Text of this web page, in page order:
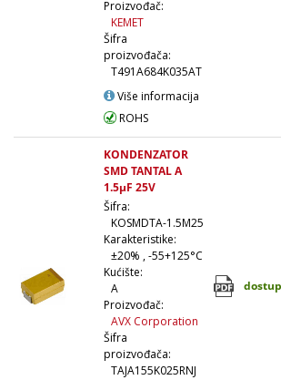
Proizvođač:
KEMET
Šifra
proizvođača:
T491A684K035AT
Više informacija
ROHS
KONDENZATOR
SMD TANTAL A
1.5µF 25V
Šifra:
KOSMDTA-1.5M25
Karakteristike:
±20% , -55+125°C
Kućište:
A
Proizvođač:
AVX Corporation
Šifra
proizvođača:
TAJA155K025RNJ